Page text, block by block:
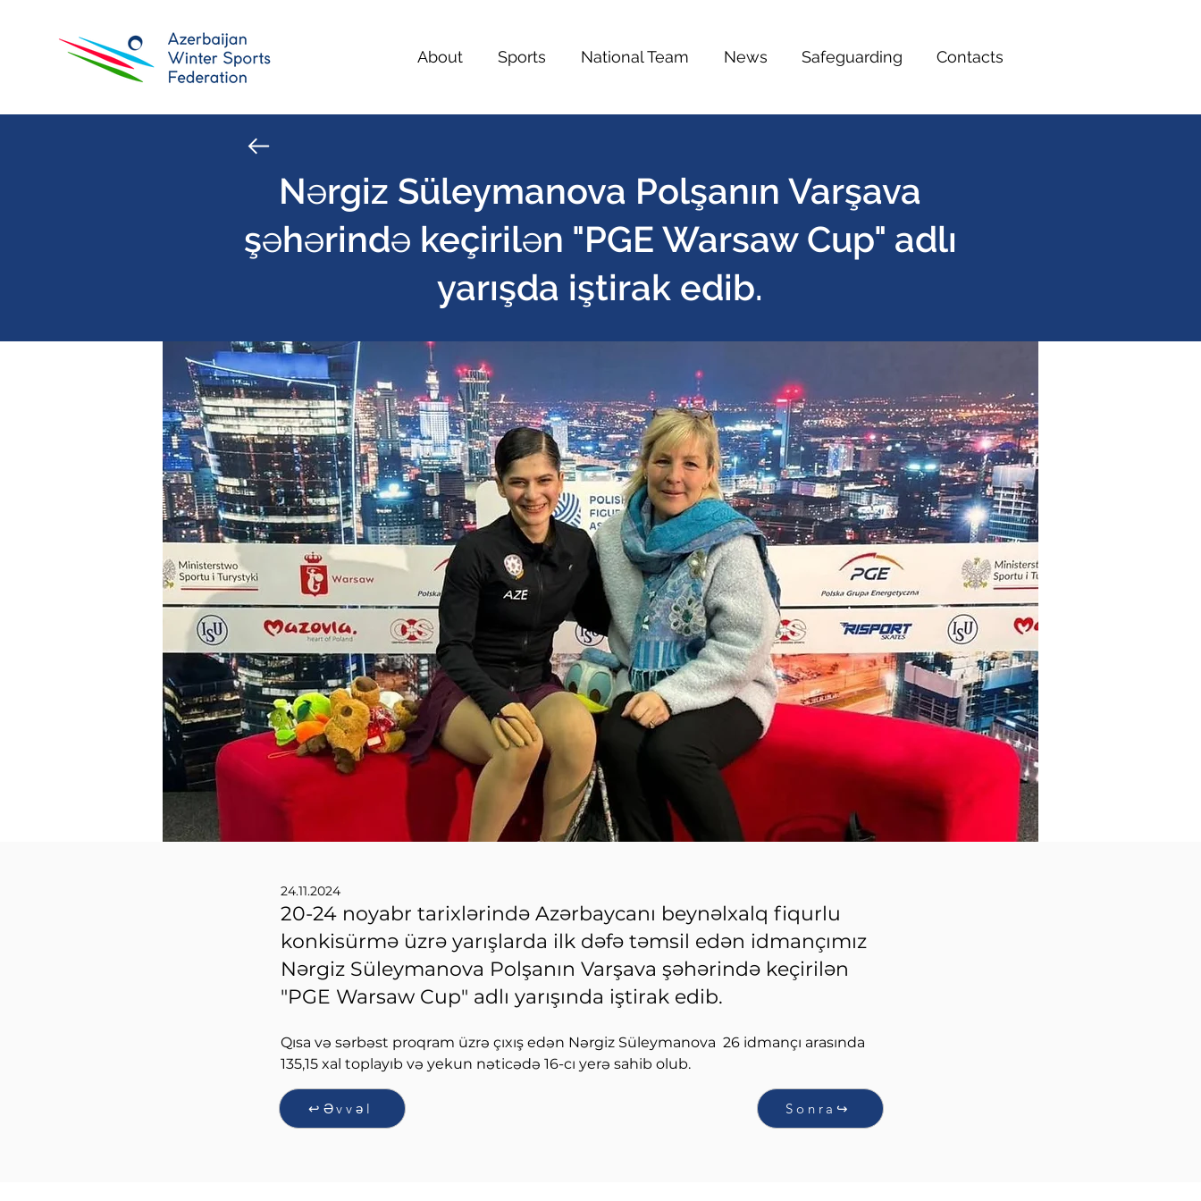
About Sports National Team News Safeguarding Contacts
Nərgiz Süleymanova Polşanın Varşava
şəhərində keçirilən "PGE Warsaw Cup" adlı
yarışda iştirak edib.
24.11.2024
20-24 noyabr tarixlərində Azərbaycanı beynəlxalq fiqurlu
konkisürmə üzrə yarışlarda ilk dəfə təmsil edən idmançımız
Nərgiz Süleymanova Polşanın Varşava şəhərində keçirilən
"PGE Warsaw Cup" adlı yarışında iştirak edib.
Qısa və sərbəst proqram üzrə çıxış edən Nərgiz Süleymanova  26 idmançı arasında
135,15 xal toplayıb və yekun nəticədə 16-cı yerə sahib olub.
↩Əvvəl Sonra↪